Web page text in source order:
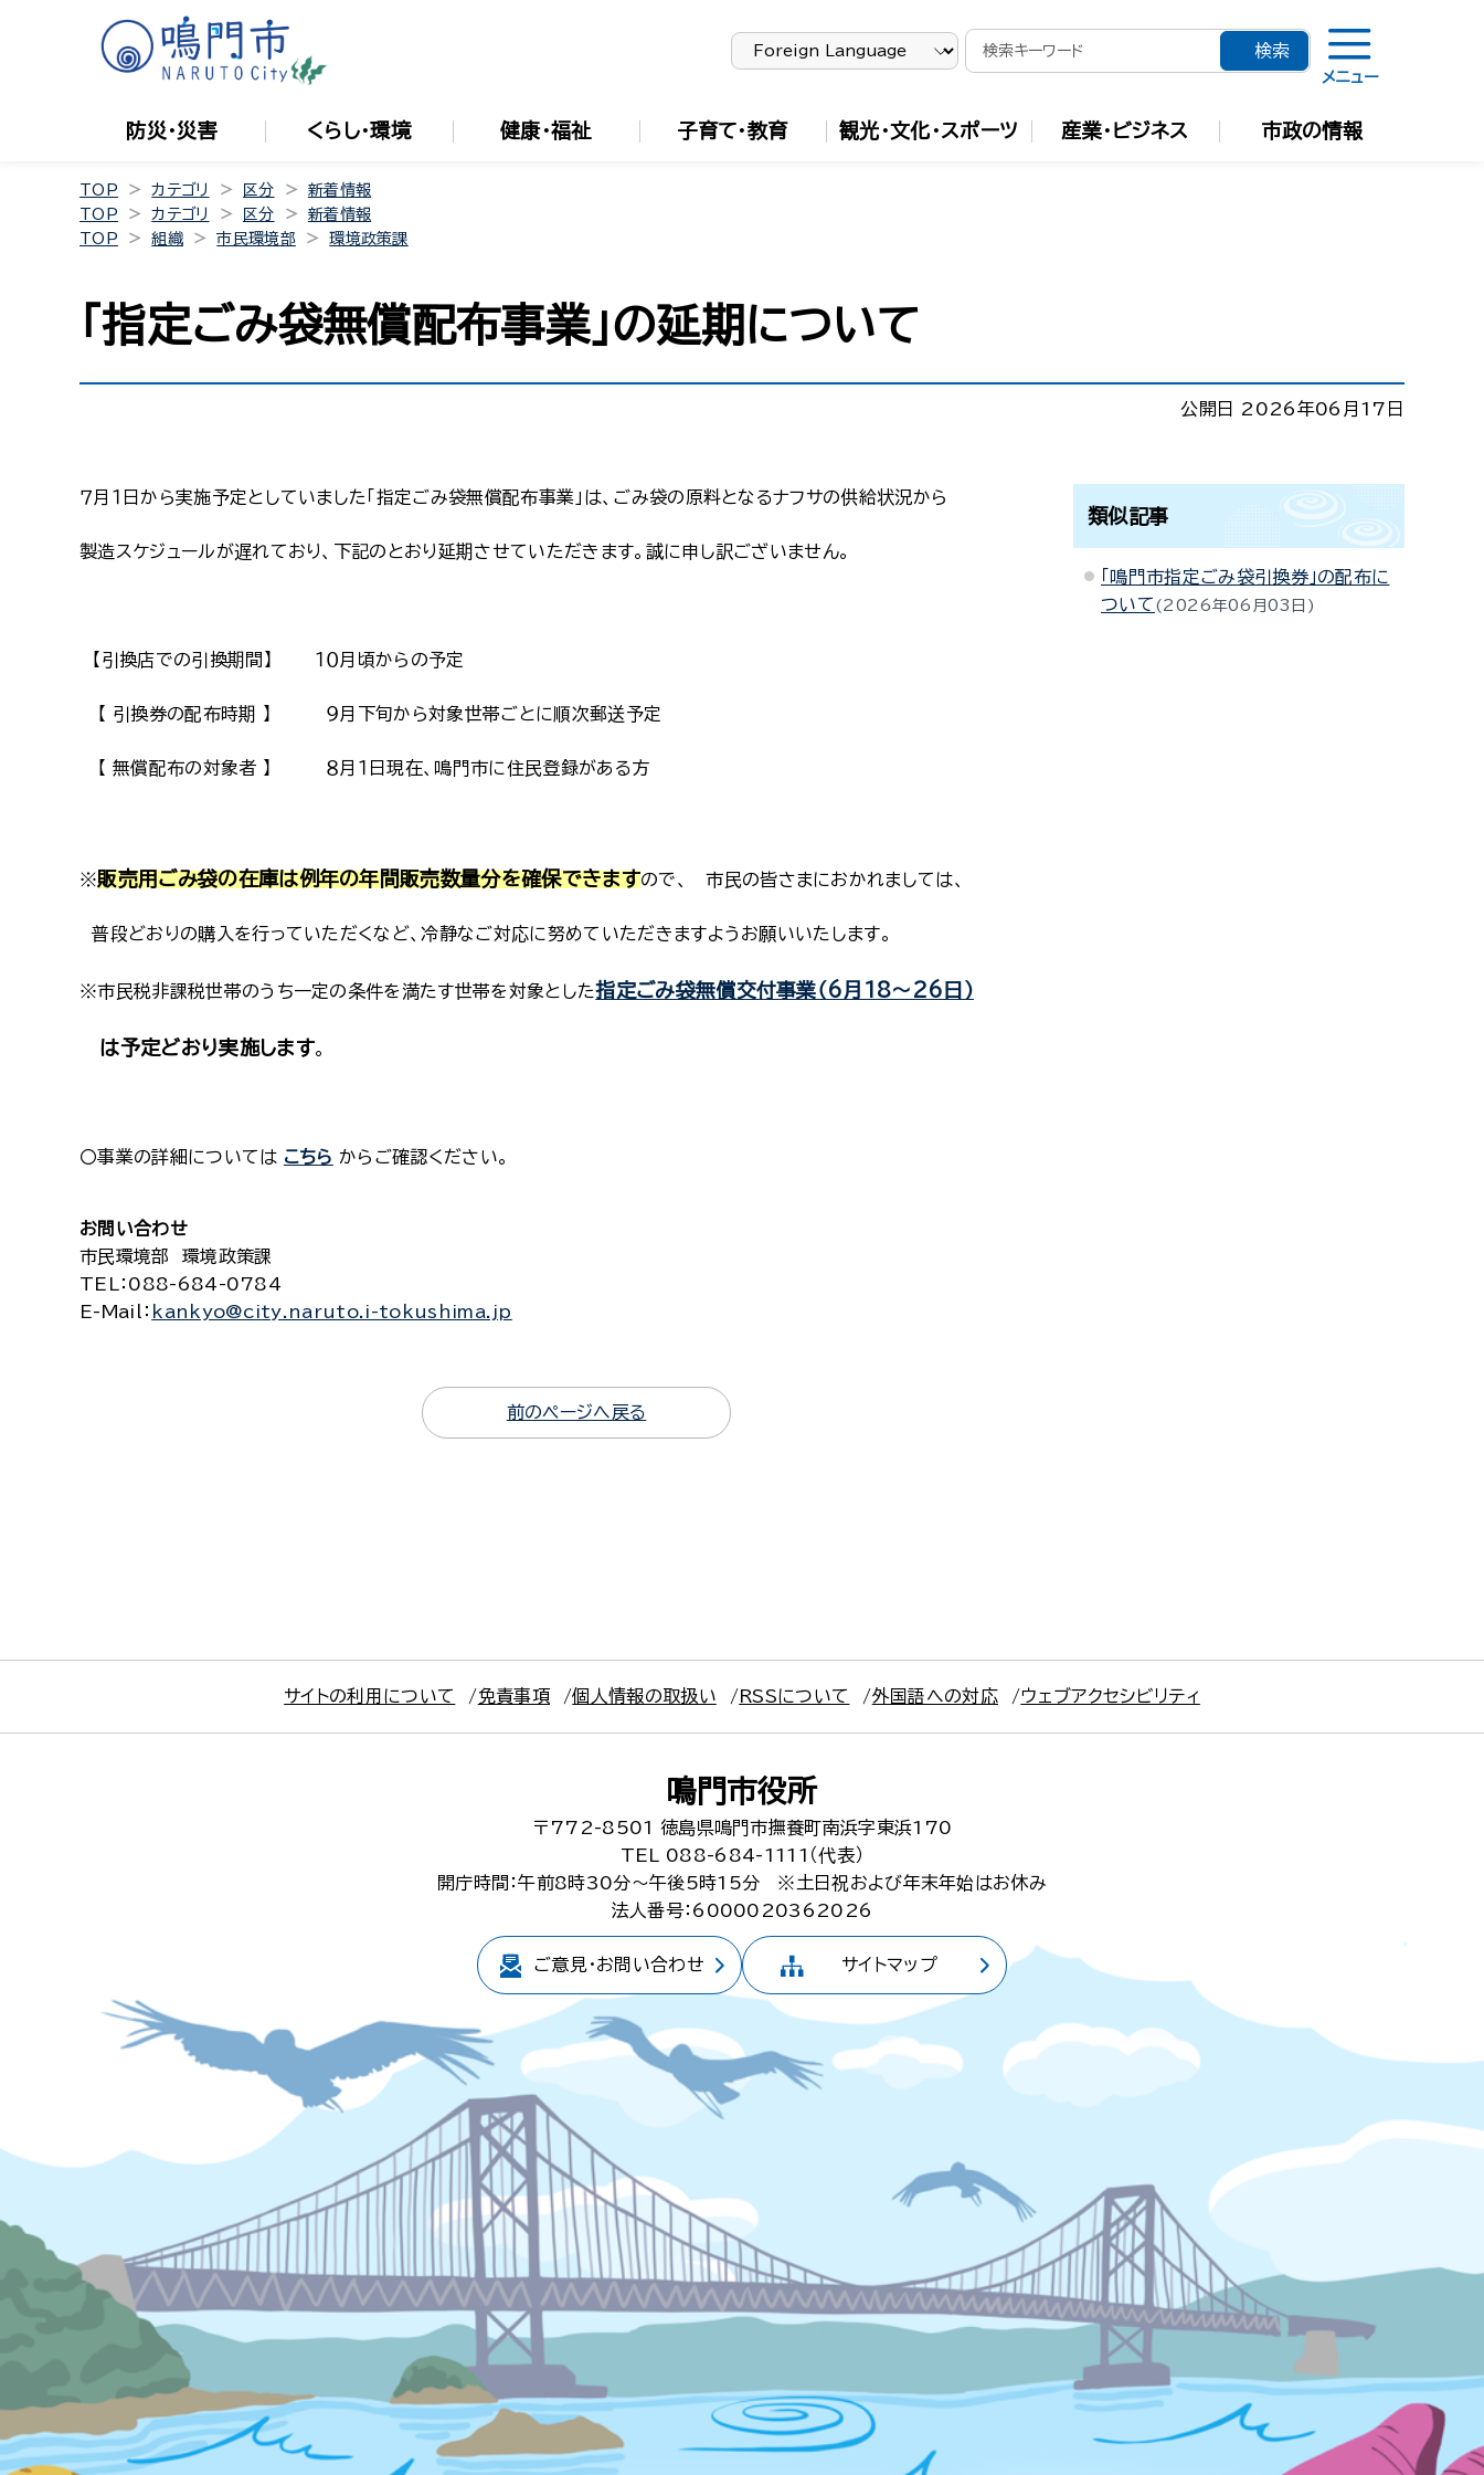
メニュー
防災・災害 くらし・環境 健康・福祉 子育て・教育 観光・文化・スポーツ 産業・ビジネス 市政の情報
TOP カテゴリ 区分
新着情報
TOP
カテゴリ 区分
新着情報
TOP
組織 市民環境部 環境政策課
「指定ごみ袋無償配布事業」の延期について
公開日 2026年06月17日
７月１日から実施予定としていました「指定ごみ袋無償配布事業」は、ごみ袋の原料となるナフサの供給状況から
製造スケジュールが遅れており、下記のとおり延期させていただきます。誠に申し訳ございません。
【引換店での引換期間】 １０月頃からの予定
【 引換券の配布時期 】 ９月下旬から対象世帯ごとに順次郵送予定
【 無償配布の対象者 】 ８月１日現在、鳴門市に住民登録がある方
※販売用ごみ袋の在庫は例年の年間販売数量分を確保できますので、 市民の皆さまにおかれましては、
普段どおりの購入を行っていただくなど、冷静なご対応に努めていただきますようお願いいたします。
※市民税非課税世帯のうち一定の条件を満たす世帯を対象とした指定ごみ袋無償交付事業（6月18～26日）
は予定どおり実施します。
〇事業の詳細については こちら からご確認ください。
お問い合わせ
市民環境部 環境政策課
TEL
：088-684-0784
E-Mail
： kankyo@city.naruto.i-tokushima.jp
前のページへ戻る
類似記事
「鳴門市指定ごみ袋引換券」の配布に
ついて
2026年06月03日
サイトの利用について 免責事項 個人情報の取扱い RSSについて 外国語への対応 ウェブアクセシビリティ
鳴門市役所
〒772-8501
徳島県鳴門市撫養町南浜字東浜170
TEL 088-684-1111（代表）
開庁時間：午前8時30分～午後5時15分
※土日祝および年末年始はお休み
法人番号：6000020362026
ご意見・お問い合わせ サイトマップ